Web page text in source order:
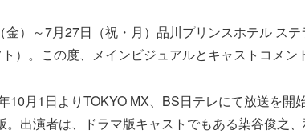
）～7月27日（祝・月）品川プリンスホテル ステ
）。この度、メインビジュアルとキャストコメン
10月1日よりTOKYO MX、BS日テレにて放送を開
。出演者は、ドラマ版キャストでもある染谷俊之